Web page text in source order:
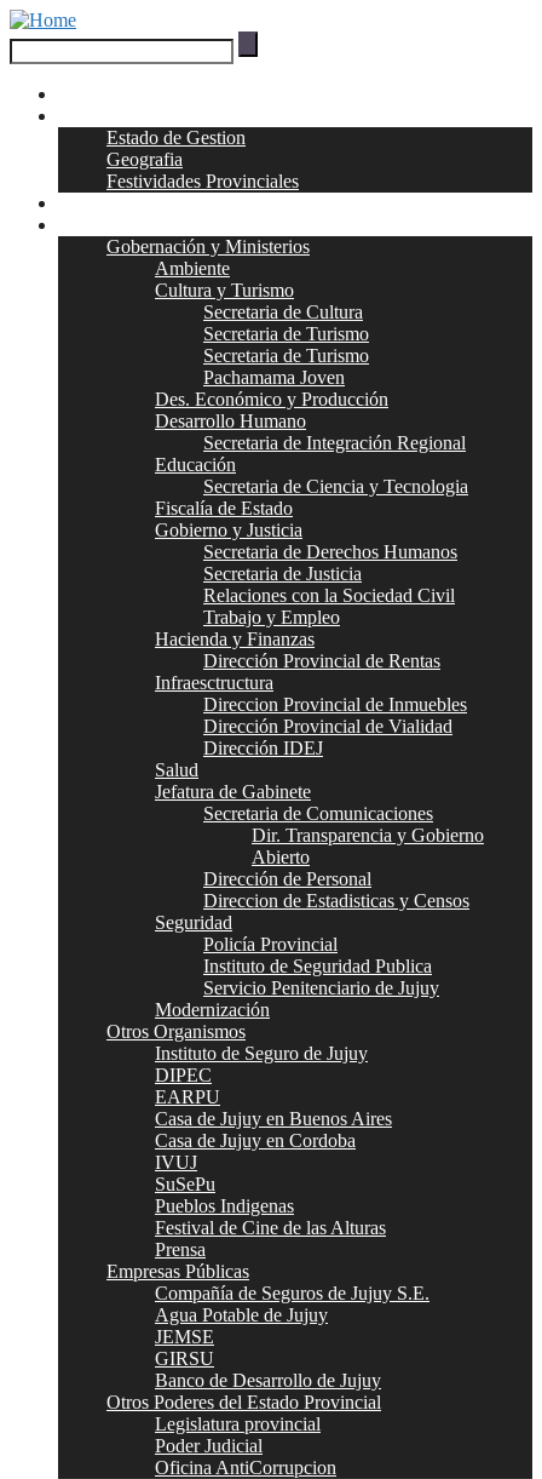
Estado de Gestion
Geografia
Festividades Provinciales
Gobernación y Ministerios
Ambiente
Cultura y Turismo
Secretaria de Cultura
Secretaria de Turismo
Secretaria de Turismo
Pachamama Joven
Des. Económico y Producción
Desarrollo Humano
Secretaria de Integración Regional
Educación
Secretaria de Ciencia y Tecnologia
Fiscalía de Estado
Gobierno y Justicia
Secretaria de Derechos Humanos
Secretaria de Justicia
Relaciones con la Sociedad Civil
Trabajo y Empleo
Hacienda y Finanzas
Dirección Provincial de Rentas
Infraesctructura
Direccion Provincial de Inmuebles
Dirección Provincial de Vialidad
Dirección IDEJ
Salud
Jefatura de Gabinete
Secretaria de Comunicaciones
Dir. Transparencia y Gobierno
Abierto
Dirección de Personal
Direccion de Estadisticas y Censos
Seguridad
Policía Provincial
Instituto de Seguridad Publica
Servicio Penitenciario de Jujuy
Modernización
Otros Organismos
Instituto de Seguro de Jujuy
DIPEC
EARPU
Casa de Jujuy en Buenos Aires
Casa de Jujuy en Cordoba
IVUJ
SuSePu
Pueblos Indigenas
Festival de Cine de las Alturas
Prensa
Empresas Públicas
Compañía de Seguros de Jujuy S.E.
Agua Potable de Jujuy
JEMSE
GIRSU
Banco de Desarrollo de Jujuy
Otros Poderes del Estado Provincial
Legislatura provincial
Poder Judicial
Oficina AntiCorrupcion